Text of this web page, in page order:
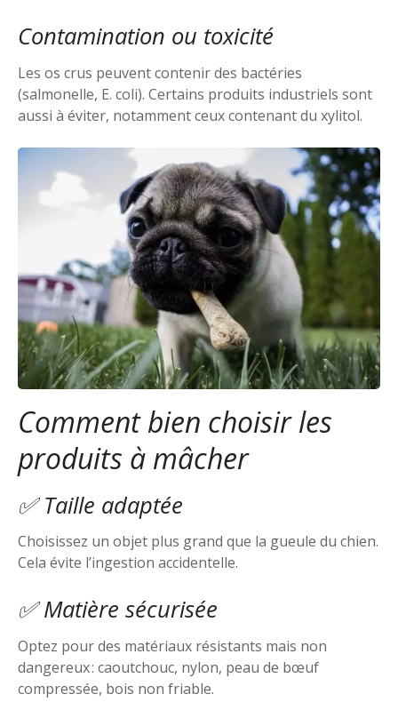
Contamination ou toxicité
Les os crus peuvent contenir des bactéries
(salmonelle, E. coli). Certains produits industriels sont
aussi à éviter, notamment ceux contenant du xylitol.
Comment bien choisir les
produits à mâcher
✅ Taille adaptée
Choisissez un objet plus grand que la gueule du chien.
Cela évite l’ingestion accidentelle.
✅ Matière sécurisée
Optez pour des matériaux résistants mais non
dangereux : caoutchouc, nylon, peau de bœuf
compressée, bois non friable.